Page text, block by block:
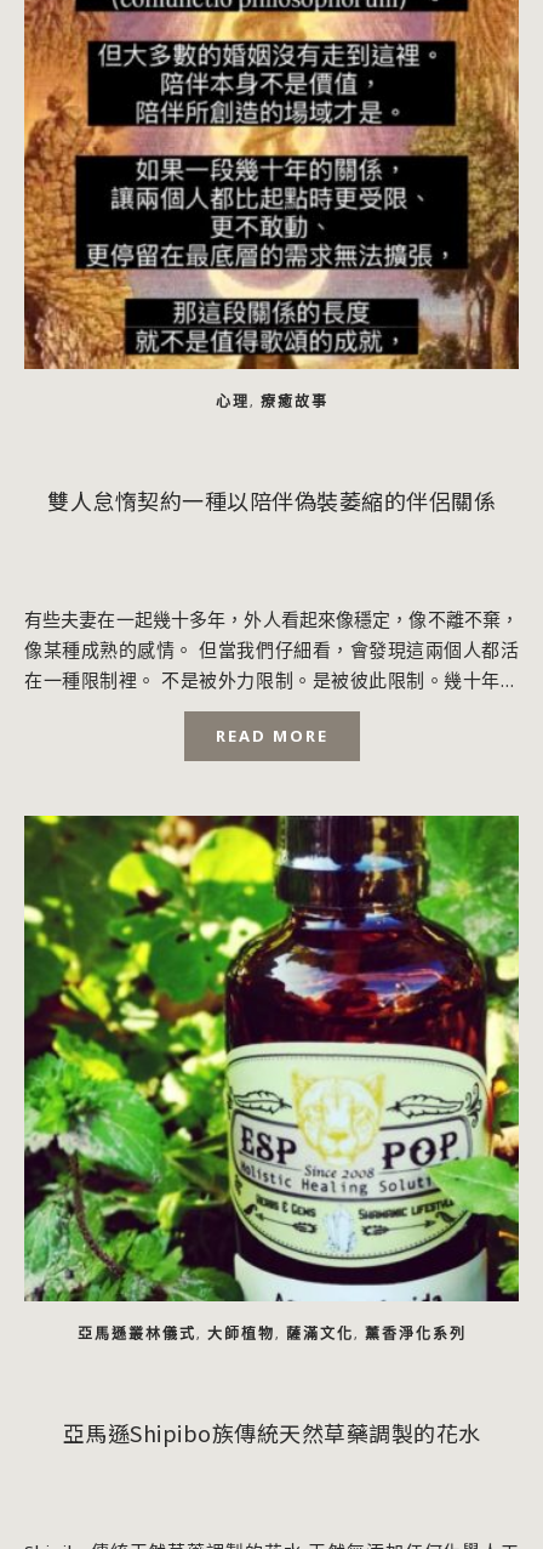
心理, 療癒故事
雙人怠惰契約一種以陪伴偽裝萎縮的伴侶關係
有些夫妻在一起幾十多年，外人看起來像穩定，像不離不棄，
像某種成熟的感情。 但當我們仔細看，會發現這兩個人都活
在一種限制裡。 不是被外力限制。是被彼此限制。幾十年沒
有累積。幾十年沒有擴張。 幾十年只在維...
READ MORE
亞馬遜叢林儀式, 大師植物, 薩滿文化, 薰香淨化系列
亞馬遜Shipibo族傳統天然草藥調製的花水